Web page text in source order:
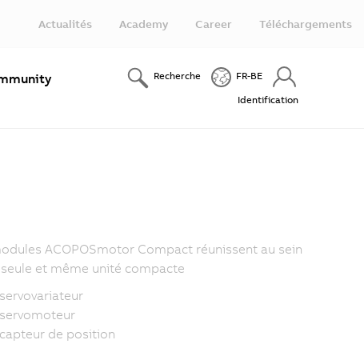
Actualités Academy Career Téléchargements
Recherche FR-BE
Identification
ACOPOSmotor Compact réunissent au sein
et même unité compacte
de position